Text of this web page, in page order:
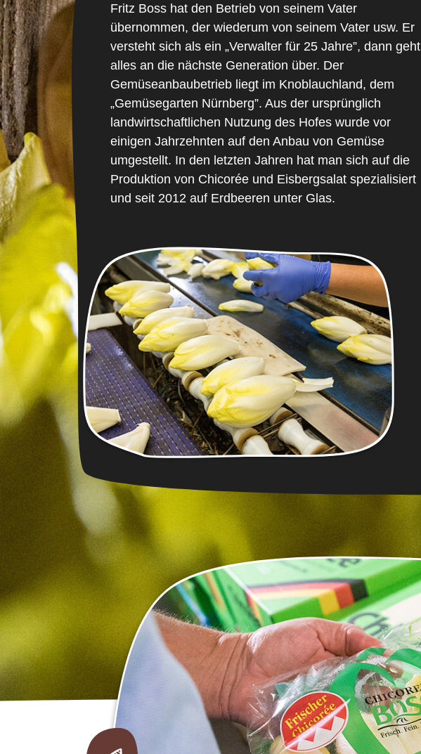
Fritz Boss hat den Betrieb von seinem Vater
übernommen, der wiederum von seinem Vater usw. Er
versteht sich als ein „Verwalter für 25 Jahre”, dann geht
alles an die nächste Generation über. Der
Gemüseanbaubetrieb liegt im Knoblauchland, dem
„Gemüsegarten Nürnberg”. Aus der ursprünglich
landwirtschaftlichen Nutzung des Hofes wurde vor
einigen Jahrzehnten auf den Anbau von Gemüse
umgestellt. In den letzten Jahren hat man sich auf die
Produktion von Chicorée und Eisbergsalat spezialisiert
und seit 2012 auf Erdbeeren unter Glas.